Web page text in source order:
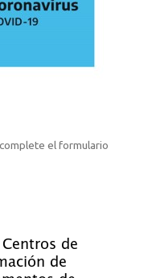
el formulario